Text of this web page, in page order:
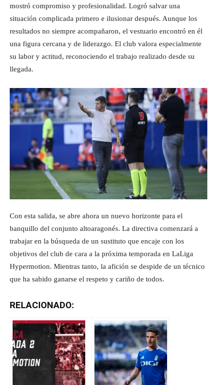
mostró compromiso y profesionalidad. Logró salvar una
situación complicada primero e ilusionar después. Aunque los
resultados no siempre acompañaron, el vestuario encontró en él
una figura cercana y de liderazgo. El club valora especialmente
su labor y actitud, reconociendo el trabajo realizado desde su
llegada.
Con esta salida, se abre ahora un nuevo horizonte para el
banquillo del conjunto altoaragonés. La directiva comenzará a
trabajar en la búsqueda de un sustituto que encaje con los
objetivos del club de cara a la próxima temporada en LaLiga
Hypermotion. Mientras tanto, la afición se despide de un técnico
que ha sabido ganarse el respeto y cariño de todos.
RELACIONADO: